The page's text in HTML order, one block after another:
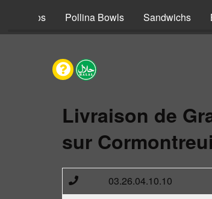
Tacos Pollina Bowls Sandwichs
Livraison de
sur
03.26.04.10.10